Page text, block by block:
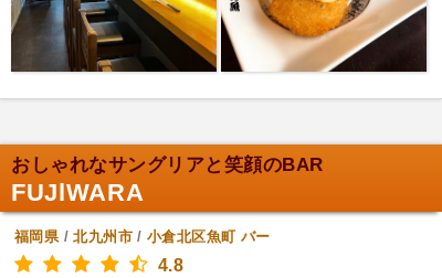
おしゃれなサングリアと笑顔のBAR
FUJlWARA
福岡県/北九州市/小倉北区魚町 バー
4.8